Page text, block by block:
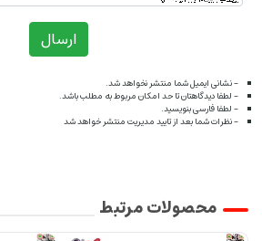
ارسال
- نشانی ایمیل شما منتشر نخواهد شد.
- لطفا دیدگاهتان تا حد امکان مربوط به مطلب باشد.
- لطفا فارسی بنویسید.
- نظرات شما بعد از تایید مدیریت منتشر خواهد شد
محصولات مرتبط